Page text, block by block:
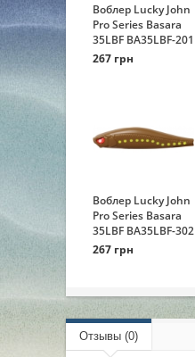
Воблер Lucky John
Pro Series Basara
35LBF BA35LBF-201
267 грн
Воблер Lucky John
Pro Series Basara
35LBF BA35LBF-302
267 грн
Отзывы (0)